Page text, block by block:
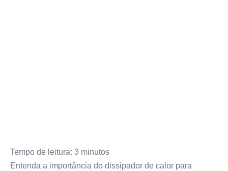
Tempo de leitura: 3 minutos
Entenda a importância do dissipador de calor para